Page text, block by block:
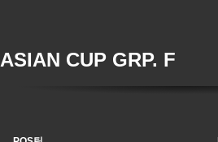
ASIAN CUP GRP. F